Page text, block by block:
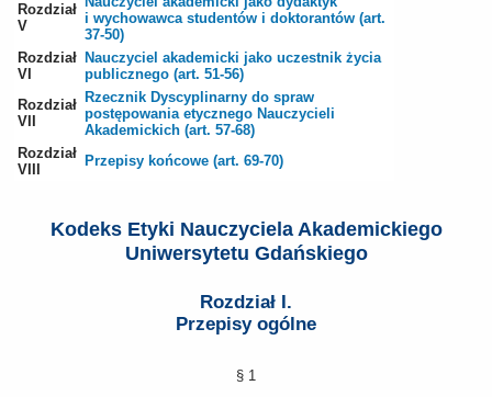
Rozdział
V
i wychowawca studentów i doktorantów (art.
37-50)
Rozdział
VI
Nauczyciel akademicki jako uczestnik życia
publicznego (art. 51-56)
Rozdział
VII
Rzecznik Dyscyplinarny do spraw
postępowania etycznego Nauczycieli
Akademickich (art. 57-68)
Rozdział
VIII
Przepisy końcowe (art. 69-70)
Kodeks Etyki Nauczyciela Akademickiego
Uniwersytetu Gdańskiego
Rozdział I.
Przepisy ogólne
§ 1